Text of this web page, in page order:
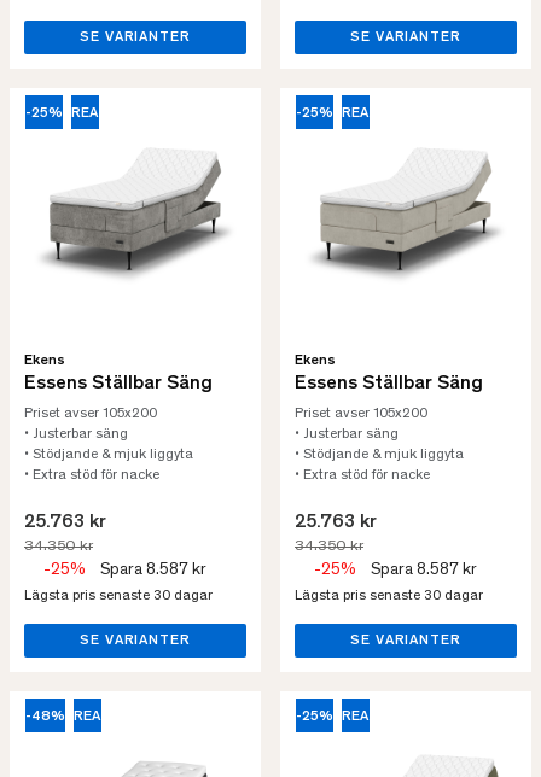
SE VARIANTER SE VARIANTER
-25% REA
Ekens
Essens Ställbar Säng
Priset avser 105x200
• Justerbar säng
• Stödjande & mjuk liggyta
• Extra stöd för nacke
25.763 kr
34.350 kr
-25% Spara 8.587 kr
Lägsta pris senaste 30 dagar
SE VARIANTER
-25% REA
Ekens
Essens Ställbar Säng
Priset avser 105x200
• Justerbar säng
• Stödjande & mjuk liggyta
• Extra stöd för nacke
25.763 kr
34.350 kr
-25% Spara 8.587 kr
Lägsta pris senaste 30 dagar
SE VARIANTER
-48% REA -25% REA